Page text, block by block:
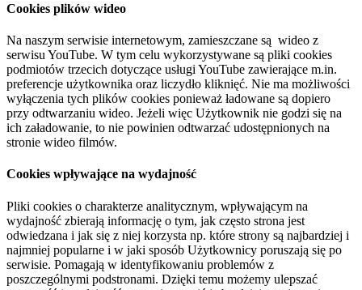
Cookies plików wideo
Na naszym serwisie internetowym, zamieszczane są wideo z
serwisu YouTube. W tym celu wykorzystywane są pliki cookies
podmiotów trzecich dotyczące usługi YouTube zawierające m.in.
preferencje użytkownika oraz liczydło kliknięć. Nie ma możliwości
wyłączenia tych plików cookies ponieważ ładowane są dopiero
przy odtwarzaniu wideo. Jeżeli więc Użytkownik nie godzi się na
ich załadowanie, to nie powinien odtwarzać udostępnionych na
stronie wideo filmów.
Cookies wpływające na wydajność
Pliki cookies o charakterze analitycznym, wpływającym na
wydajność zbierają informację o tym, jak często strona jest
odwiedzana i jak się z niej korzysta np. które strony są najbardziej i
najmniej popularne i w jaki sposób Użytkownicy poruszają się po
serwisie. Pomagają w identyfikowaniu problemów z
poszczególnymi podstronami. Dzięki temu możemy ulepszać